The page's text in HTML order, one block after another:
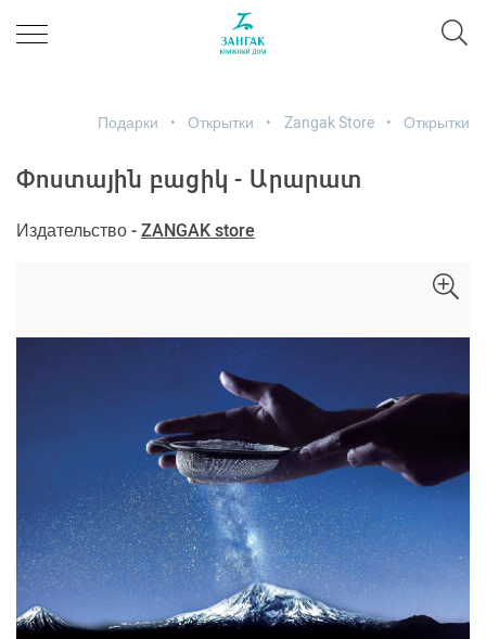
Подарки Открытки Zangak Store Открытки
Փոստային բացիկ - Արարատ
Издательство - ZANGAK store